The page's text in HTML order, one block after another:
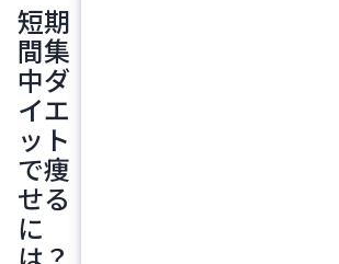
短期
間集
中ダ
イエ
ット
で痩
せる
に